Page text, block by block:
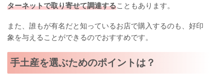
ターネットで取り寄せて調達することもあります。
また、誰もが有名だと知っているお店で購入するのも、好印
象を与えることができるのでおすすめです。
手土産を選ぶためのポイントは？